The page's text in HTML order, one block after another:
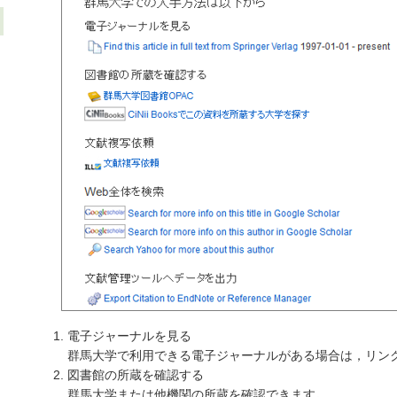
電子ジャーナルを見る
群馬大学で利用できる電子ジャーナルがある場合は，リン
図書館の所蔵を確認する